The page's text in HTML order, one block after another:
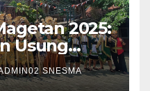
2025:
Usung
Bambu
SNESMA